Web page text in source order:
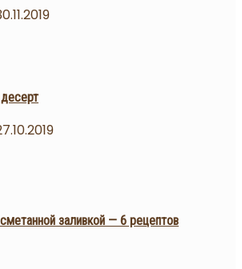
заливкой — 6 рецептов